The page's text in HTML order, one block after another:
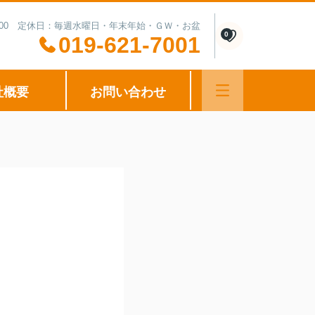
定休日：毎週水曜日・年末年始・ＧＷ・お盆
019-621-7001 0
概要 お問い合わせ